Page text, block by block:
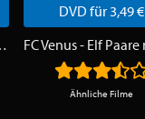
DVD für 3,49 €
Ähnliche Filme